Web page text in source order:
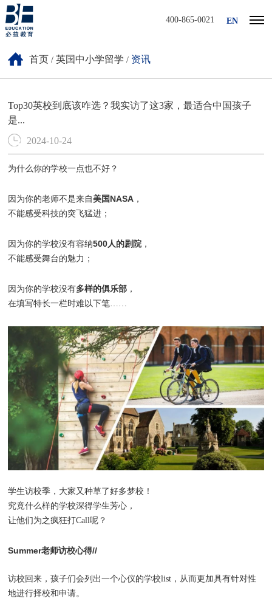
400-865-0021 EN
首页 /英国中小学留学 / 资讯
Top30英校到底该咋选？我实访了这3家，最适合中国孩子
是...
2024-10-24
为什么你的学校一点也不好？
因为你的老师不是来自美国NASA ，
不能感受科技的突飞猛进；
因为你的学校没有容纳500人的剧院 ，
不能感受舞台的魅力；
因为你的学校没有多样的俱乐部 ，
在填写特长一栏时难以下笔……
学生访校季，大家又种草了好多梦校！
究竟什么样的学校深得学生芳心，
让他们为之疯狂打Call呢？
Summer老师访校心得//
访校回来，孩子们会列出一个心仪的学校list，从而更加具有针对性
地进行择校和申请。